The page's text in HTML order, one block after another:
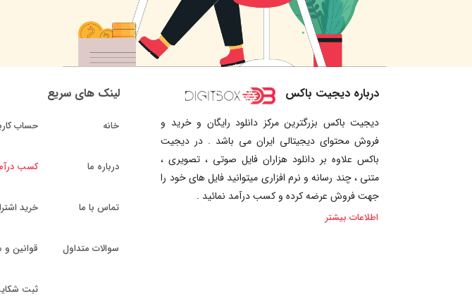
درباره دیجیت باکس
دیجیت باکس بزرگترین مرکز دانلود رایگان و خرید و
فروش محتوای دیجیتالی ایران می باشد . در دیجیت
باکس علاوه بر دانلود هزاران فایل صوتی ، تصویری ،
متنی ، چند رسانه و نرم افزاری میتوانید فایل های خود را
جهت فروش عرضه کرده و کسب درآمد نمائید .
اطلاعات بیشتر
لینک های سریع
خانه
درباره ما
تماس با ما
سوالات متداول
حساب
کسب
خرید
قوانین و
ثبت